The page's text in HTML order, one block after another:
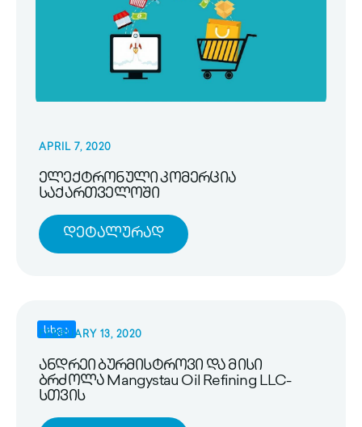
APRIL 7, 2020
ელექტრონული კომერცია
საქართველოში
Დეტალურად
სხვა
FEBRUARY 13, 2020
ანდრეი ბურმისტროვი და მისი
ბრძოლა Mangystau Oil Refining LLC-
სთვის